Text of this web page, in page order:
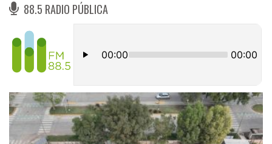
88.5 RADIO PÚBLICA